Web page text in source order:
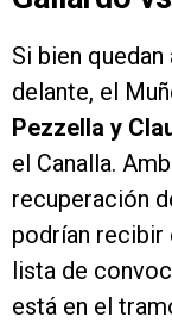
Si bien
delante, el
Pezzella y
el Canalla.
recuperación
podrían recibir
lista de
está en el